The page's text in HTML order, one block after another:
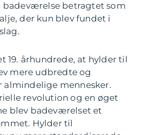
badeværelse betragtet som
der kun blev fundet i
19. århundrede, at hylder til
mere udbredte og
mennesker.
revolution og en øget
blev badeværelset et
Hylder til